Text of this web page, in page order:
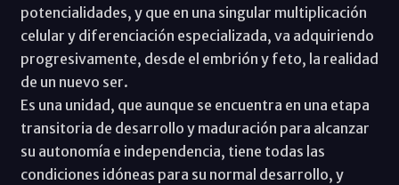
potencialidades, y que en una singular multiplicación
celular y diferenciación especializada, va adquiriendo
progresivamente, desde el embrión y feto, la realidad
de un nuevo ser.
Es una unidad, que aunque se encuentra en una etapa
transitoria de desarrollo y maduración para alcanzar
su autonomía e independencia, tiene todas las
condiciones idóneas para su normal desarrollo, y